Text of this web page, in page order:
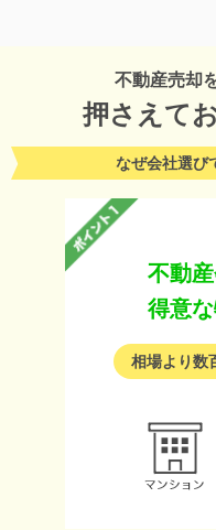
不動産売却
押さえて
なぜ会社選び
不動
得意
相場より数